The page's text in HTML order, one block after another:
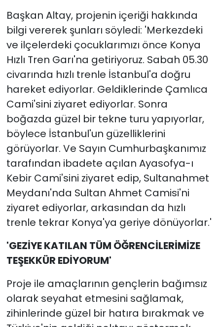
Başkan Altay, projenin içeriği hakkında
bilgi vererek şunları söyledi: 'Merkezdeki
ve ilçelerdeki çocuklarımızı önce Konya
Hızlı Tren Garı'na getiriyoruz. Sabah 05.30
civarında hızlı trenle İstanbul'a doğru
hareket ediyorlar. Geldiklerinde Çamlıca
Cami'sini ziyaret ediyorlar. Sonra
boğazda güzel bir tekne turu yapıyorlar,
böylece İstanbul'un güzelliklerini
görüyorlar. Ve Sayın Cumhurbaşkanımız
tarafından ibadete açılan Ayasofya-ı
Kebir Cami'sini ziyaret edip, Sultanahmet
Meydanı'nda Sultan Ahmet Camisi'ni
ziyaret ediyorlar, arkasından da hızlı
trenle tekrar Konya'ya geriye dönüyorlar.'
'GEZİYE KATILAN TÜM ÖĞRENCİLERİMİZE
TEŞEKKÜR EDİYORUM'
Proje ile amaçlarının gençlerin bağımsız
olarak seyahat etmesini sağlamak,
zihinlerinde güzel bir hatıra bırakmak ve